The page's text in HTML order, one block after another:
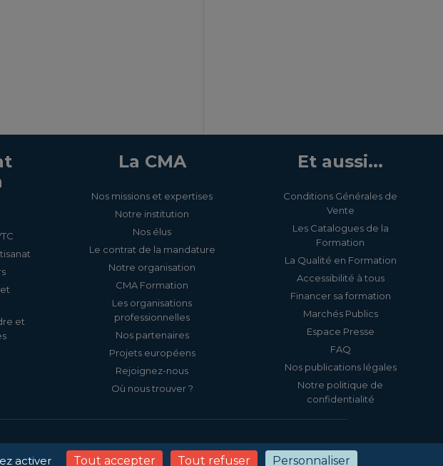
et
La CMA
Nos missions et expertises
Notre institution
Nos élus
Le contrat de la mandature
Notre organisation
CMA Formation
Les organisations
professionnelles
Nos partenaires
Projets européens
Rejoignez-nous
Où nous trouver ?
Et aussi...
Conditions Générales de
Vente
Les Catalogues de la
Formation
La Qualité en Formation
Accessibilité à tous
Financer sa formation
Marchés Publics
Espace Presse
FAQ
Nos publications légales
Notre politique de
confidentialité
Mentions légales Politique de confidentialité Gestion des cookies
activer Tout accepter Tout refuser Personnaliser